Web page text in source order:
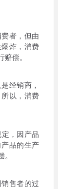
者，但由
炸，消费
偿。
经销商，
以，消费
，因产品
品的生产
售者的过